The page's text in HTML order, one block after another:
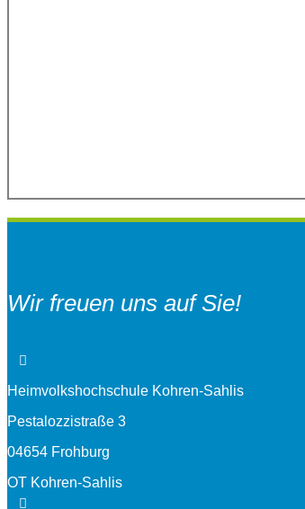
Wir freuen uns auf Sie!
Heimvolkshochschule Kohren-Sahlis
Pestalozzistraße 3
04654 Frohburg
OT Kohren-Sahlis